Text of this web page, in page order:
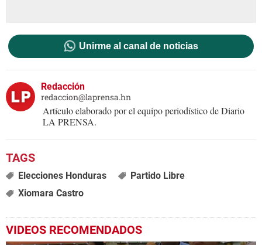
Unirme al canal de noticias
Redacción
redaccion@laprensa.hn
Artículo elaborado por el equipo periodístico de Diario
LA PRENSA.
Elecciones Honduras
Partido Libre
Xiomara Castro
VIDEOS RECOMENDADOS